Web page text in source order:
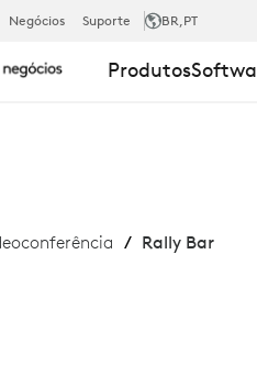
Negócios Suporte BR,PT
Produtos
Rally Bar